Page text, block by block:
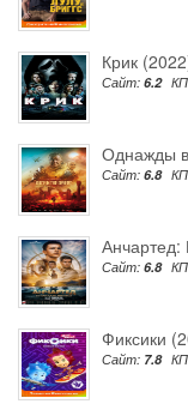
Крик
Сайт: 6.2
Однажды
Сайт: 6.8
Анчартед:
Сайт: 6.8
Фиксики
Сайт: 7.8